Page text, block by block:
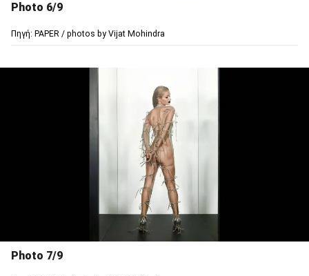
Photo 6/9
Πηγή: PAPER / photos by Vijat Mohindra
Photo 7/9